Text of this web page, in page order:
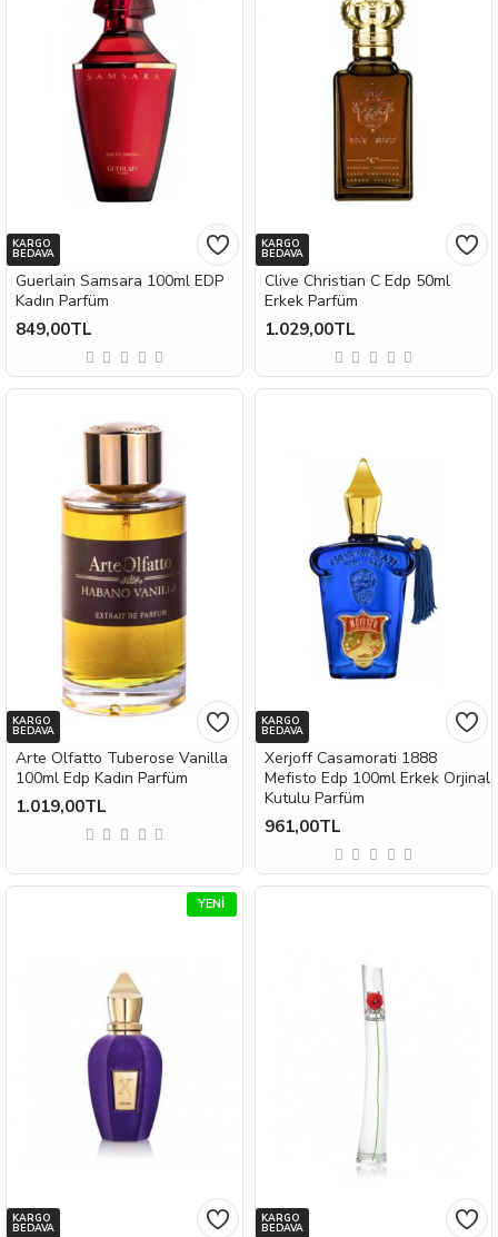
KARGO
BEDAVA
Guerlain Samsara 100ml EDP
Kadın Parfüm
849,00TL
KARGO
BEDAVA
Clive Christian C Edp 50ml
Erkek Parfüm
1.029,00TL
KARGO
BEDAVA
Arte Olfatto Tuberose Vanilla
100ml Edp Kadın Parfüm
1.019,00TL
KARGO
BEDAVA
Xerjoff Casamorati 1888
Mefisto Edp 100ml Erkek Orjinal
Kutulu Parfüm
961,00TL
YENI
KARGO
BEDAVA
KARGO
BEDAVA